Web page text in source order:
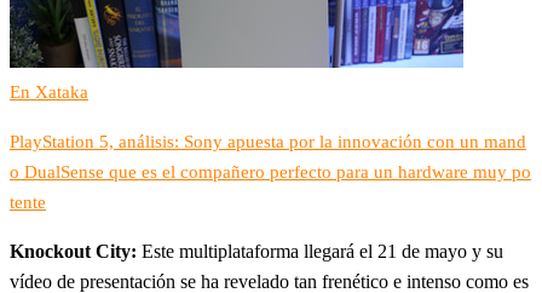
En Xataka
PlayStation 5, análisis: Sony apuesta por la innovación con un mand
o DualSense que es el compañero perfecto para un hardware muy po
tente
Knockout City: Este multiplataforma llegará el 21 de mayo y su
vídeo de presentación se ha revelado tan frenético e intenso como es